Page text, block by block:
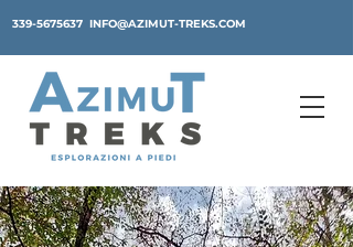
339-5675637 INFO@AZIMUT-TREKS.COM